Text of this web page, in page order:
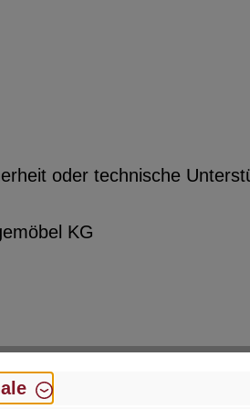
oder technische
KG